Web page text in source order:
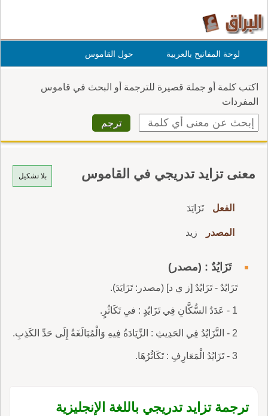
لوحة المفاتيح بالعربية حول القاموس
اكتب كلمة أو جملة قصيرة للترجمة أو البحث في قاموس
المفردات
بلا تشكيل معنى تزايد تدريجي في القاموس
الفعل تَزَايَدَ
المصدر زيد
تَزَايُدٌ : (مصدر)
تَزَايُدٌ - تَزَايُدٌ [ز ي د] (مصدر: تَزَايَدَ).
1 - عَدَدُ السُّكَّانِ فِي تَزَايُدٍ : فيِ تَكَاثُرٍ.
2 - التَّزَايُدُ فِي الحَدِيثِ : الزِّيَادَةُ فِيهِ وَالْمُبَالَغَةُ إِلَى حَدِّ الكَذِبِ.
3 - تَزَايُدُ الْمَعَارِفِ : تَكَاثُرُهَا.
ترجمة تزايد تدريجي باللغة الإنجليزية